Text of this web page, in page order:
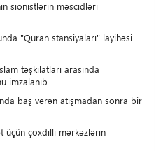
sionistlərin məscidləri
"Quran stansiyaları" layihəsi
təşkilatları arasında
imzalanıb
baş verən atışmadan sonra bir
üçün çoxdilli mərkəzlərin